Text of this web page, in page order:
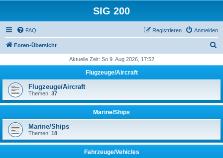
SIG 200
FAQ Anmelden
Registrieren
Foren-Übersicht
h
Aktuelle Zeit: So 9. Aug 2026, 17:52
Flugzeuge/Aircraft
Flugzeuge/Aircraft
Themen: 37
Marine/Ships
Marine/Ships
Themen: 18
Fahrzeuge/Vehicles